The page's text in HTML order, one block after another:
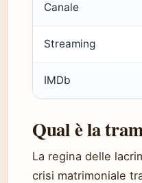
Canale
Streaming
IMDb
Qual è la
La regina delle
crisi matrimoniale